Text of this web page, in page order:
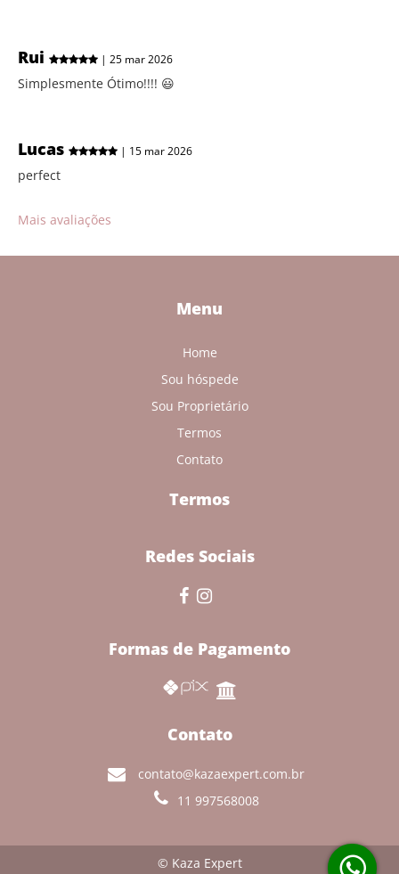
Rui | 25 mar 2026
Simplesmente Ótimo!!!! 😃
Lucas | 15 mar 2026
perfect
Mais avaliações
Menu
Home
Sou hóspede
Sou Proprietário
Termos
Contato
Termos
Redes Sociais
Formas de Pagamento
Contato
contato@kazaexpert.com.br
11 997568008
© Kaza Expert